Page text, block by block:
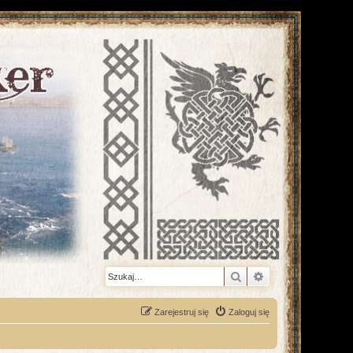
Szukaj Wyszukiwanie
Zaloguj się
Zarejestruj się